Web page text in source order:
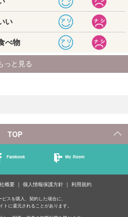
TOP
Facebook My Room
概要 個人情報保護方針 利用規約
スを購入、契約した場合に、
トに還元されることがあります。